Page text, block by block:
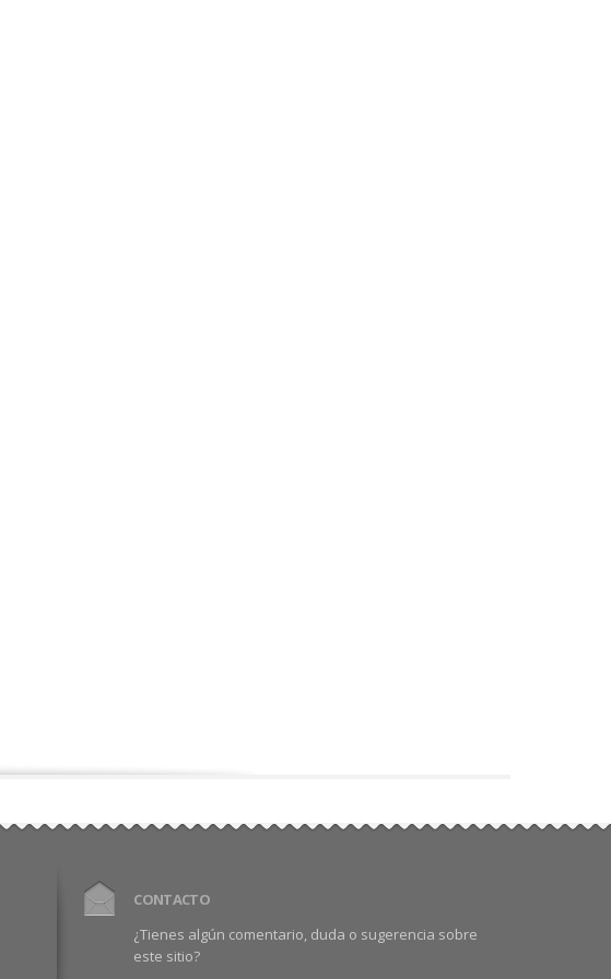
CONTACTO
¿Tienes algún comentario, duda o sugerencia sobre
este sitio?